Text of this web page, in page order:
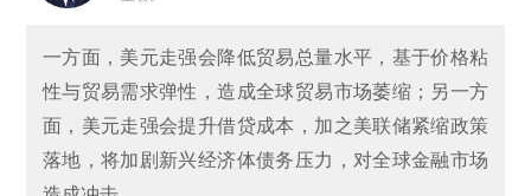
一方面，美元走强会降低贸易总量水平，基于价格粘
性与贸易需求弹性，造成全球贸易市场萎缩；另一方
面，美元走强会提升借贷成本，加之美联储紧缩政策
落地，将加剧新兴经济体债务压力，对全球金融市场